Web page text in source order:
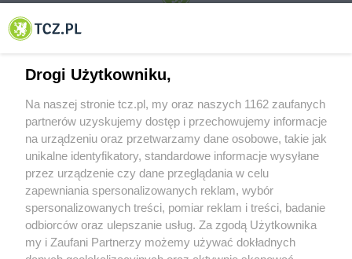
© 2001-2026 Tczew - TCZ.PL Sp. z o.o. Internetowy Serwis Informacyjny Miasta
O FIRMIE POLITYKA PRYWATNOŚCI HOSTING
REKLAMA WSPÓŁPRACA RSS FACEBOOK KONTAKT
Nasze serwisy
Drogi Użytkowniku,
Na naszej stronie tcz.pl, my oraz naszych 1162 zaufanych
partnerów uzyskujemy dostęp i przechowujemy informacje
na urządzeniu oraz przetwarzamy dane osobowe, takie jak
unikalne identyfikatory, standardowe informacje wysyłane
przez urządzenie czy dane przeglądania w celu
zapewniania spersonalizowanych reklam, wybór
spersonalizowanych treści, pomiar reklam i treści, badanie
odbiorców oraz ulepszanie usług. Za zgodą Użytkownika
my i Zaufani Partnerzy możemy używać dokładnych